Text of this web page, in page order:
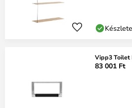
Vipp3 Toilet
83 001 Ft